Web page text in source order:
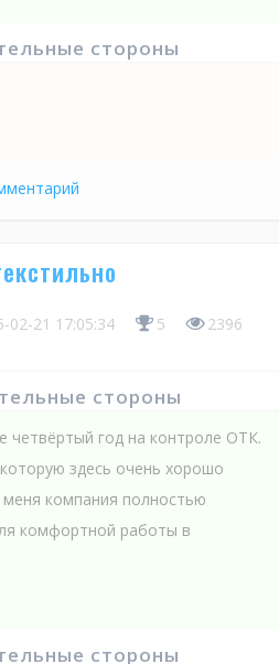
стороны
02-21 17:05:34 5 2396
стороны
четвёртый год на контроле ОТК.
здесь очень хорошо
компания полностью
комфортной работы в
стороны